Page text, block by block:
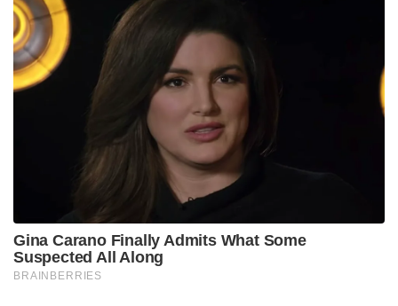
Gina Carano Finally Admits What Some
Suspected All Along
BRAINBERRIES